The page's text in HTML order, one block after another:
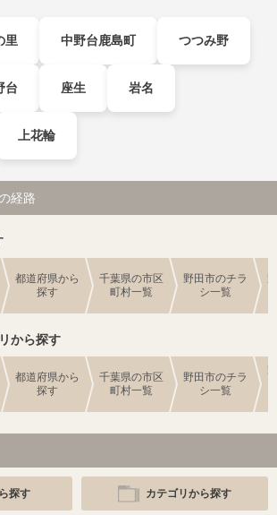
里 中野台鹿島町 つつみ野
台 座生 岩名
上花輪
経路
都道府県から
探す
千葉県の市区
町村一覧
野田市のチラ
シ一覧
から探す
都道府県から
探す
千葉県の市区
町村一覧
野田市のチラ
シ一覧
探す カテゴリから探す